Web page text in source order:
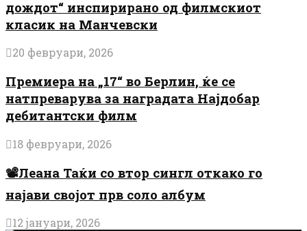
дождот“ инспирирано од филмскиот
класик на Манчевски
20 февруари, 2026
Премиера на „17“ во Берлин, ќе се
натпреварува за наградата Најдобар
дебитантски филм
18 февруари, 2026
📽️Леана Таќи со втор сингл откако го
најави својот прв соло албум
12 јануари, 2026